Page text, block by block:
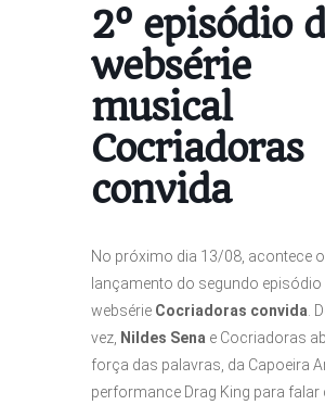
2º episódio
websérie
musical
Cocriadoras
convida
No próximo dia 13/08, acontece o
lançamento do segundo episódio
websérie Cocriadoras convida .
vez, Nildes Sena e Cocriadoras
força das palavras, da Capoeira
performance Drag King para falar